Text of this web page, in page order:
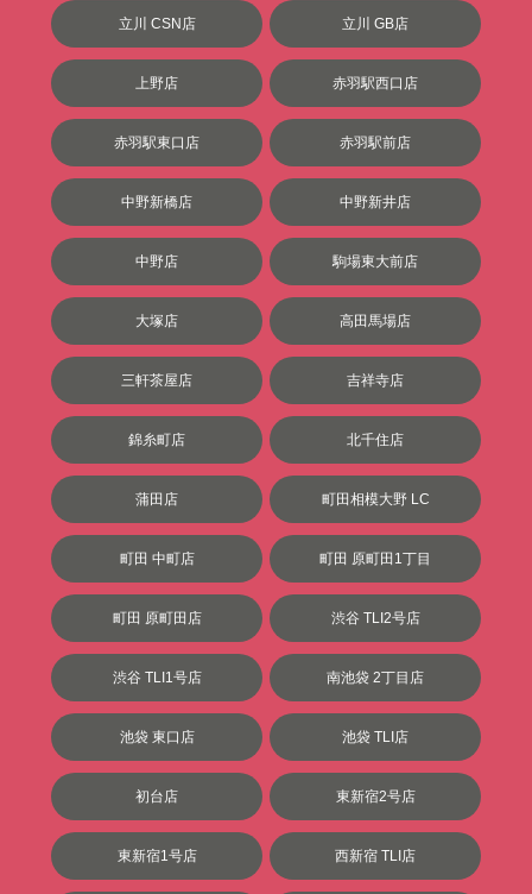
立川 CSN店 立川 GB店
上野店 赤羽駅西口店
赤羽駅東口店 赤羽駅前店
中野新橋店 中野新井店
中野店 駒場東大前店
大塚店 高田馬場店
三軒茶屋店 吉祥寺店
錦糸町店 北千住店
蒲田店 町田相模大野 LC
町田 中町店 町田 原町田1丁目
町田 原町田店 渋谷 TLI2号店
渋谷 TLI1号店 南池袋 2丁目店
池袋 東口店 池袋 TLI店
初台店 東新宿2号店
東新宿1号店 西新宿 TLI店